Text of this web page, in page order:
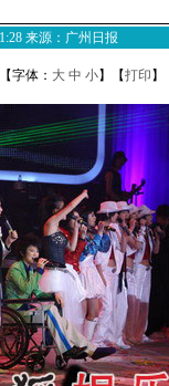
来源：广州日报
字体： 大 中 小】【打印 】